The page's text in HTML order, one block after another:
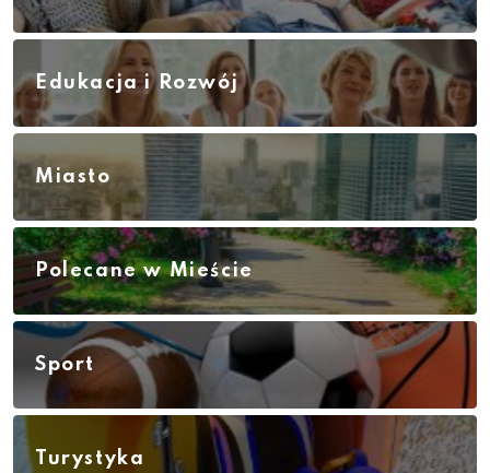
Edukacja i Rozwój
Miasto
Polecane w Mieście
Sport
Turystyka